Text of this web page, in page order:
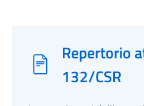
Repertorio
132/CSR